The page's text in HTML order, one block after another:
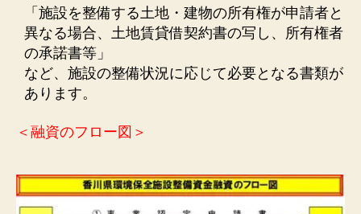
「施設を整備する土地・建物の所有権が申請者と
異なる場合、土地賃貸借契約書の写し、所有権者
の承諾書等」
など、施設の整備状況に応じて必要となる書類が
あります。
＜融資のフロー図＞